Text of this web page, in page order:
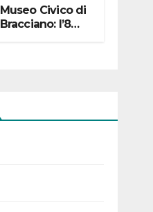
Museo Civico di
Bracciano: l’8